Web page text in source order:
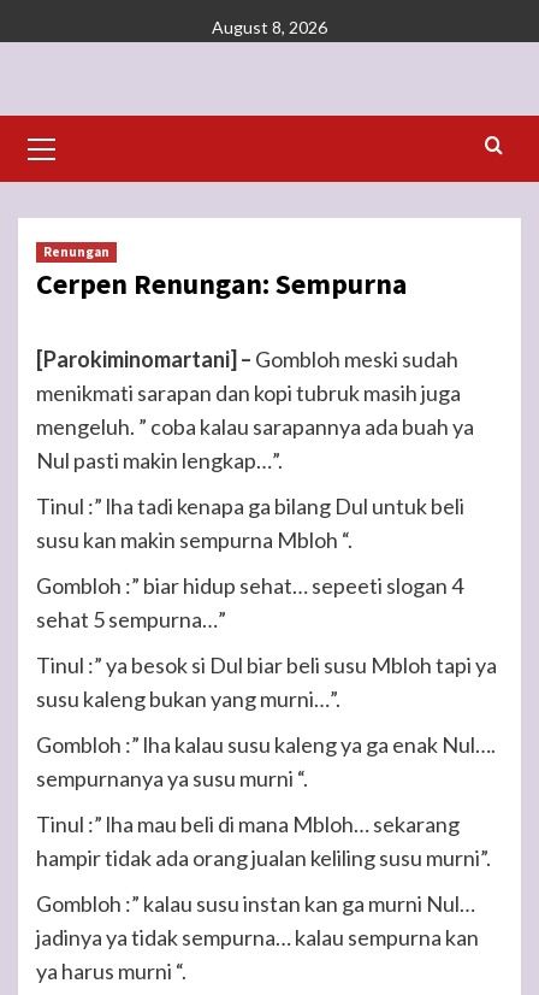
to
August 8, 2026
Menu
Renungan
Cerpen Renungan: Sempurna
[Parokiminomartani] – Gombloh meski sudah
menikmati sarapan dan kopi tubruk masih juga
mengeluh. ” coba kalau sarapannya ada buah ya
Nul pasti makin lengkap…”.
Tinul :” lha tadi kenapa ga bilang Dul untuk beli
susu kan makin sempurna Mbloh “.
Gombloh :” biar hidup sehat… sepeeti slogan 4
sehat 5 sempurna…”
Tinul :” ya besok si Dul biar beli susu Mbloh tapi ya
susu kaleng bukan yang murni…”.
Gombloh :” lha kalau susu kaleng ya ga enak Nul….
sempurnanya ya susu murni “.
Tinul :” lha mau beli di mana Mbloh… sekarang
hampir tidak ada orang jualan keliling susu murni”.
Gombloh :” kalau susu instan kan ga murni Nul…
jadinya ya tidak sempurna… kalau sempurna kan
ya harus murni “.